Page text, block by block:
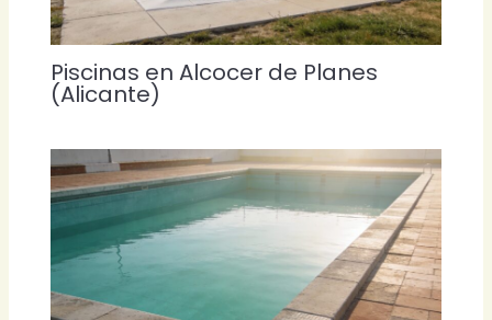
Piscinas en Alcocer de Planes
(Alicante)